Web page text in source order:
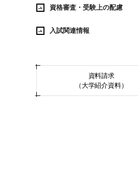
資格審査・受験上の配慮
入試関連情報
資料請求
（大学紹介資料）